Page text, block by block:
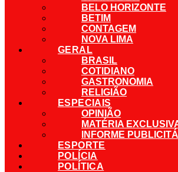
BELO HORIZONTE
BETIM
CONTAGEM
NOVA LIMA
GERAL
BRASIL
COTIDIANO
GASTRONOMIA
RELIGIÃO
ESPECIAIS
OPINIÃO
MATÉRIA
INFORME
ESPORTE
POLÍCIA
POLÍTICA